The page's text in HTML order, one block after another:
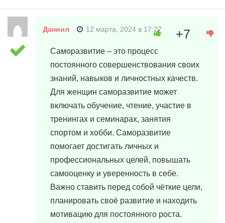
Даниил 12 марта, 2024 в 17:27
Саморазвитие – это процесс
постоянного совершенствования своих
знаний, навыков и личностных качеств.
Для женщин саморазвитие может
включать обучение, чтение, участие в
тренингах и семинарах, занятия
спортом и хобби. Саморазвитие
помогает достигать личных и
профессиональных целей, повышать
самооценку и уверенность в себе.
Важно ставить перед собой чёткие цели,
планировать своё развитие и находить
мотивацию для постоянного роста.
+7